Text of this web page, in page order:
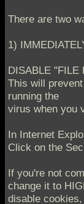
There are two
1)
DISABLE "FILE
This will
running the
virus when you
In Internet
Click on the
If you're not
change it to
disable